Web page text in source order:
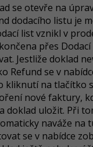
se otevře na
dodacího listu je
list vznikl v
přes
Jestliže doklad
Refund se v
kliknutí na tlačítko
nové faktury,
doklad uložit. Při
naváže na
se v nabídce